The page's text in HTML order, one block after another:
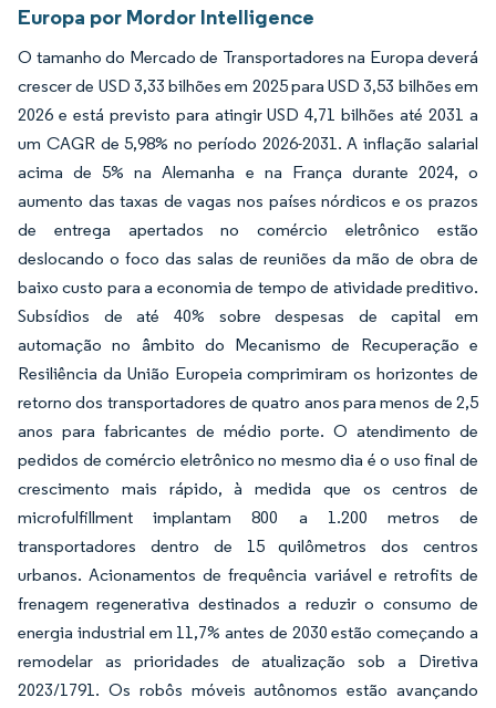
Europa por Mordor Intelligence
O tamanho do Mercado de Transportadores na Europa deverá
crescer de USD 3,33 bilhões em 2025 para USD 3,53 bilhões em
2026 e está previsto para atingir USD 4,71 bilhões até 2031 a
um CAGR de 5,98% no período 2026-2031. A inflação salarial
acima de 5% na Alemanha e na França durante 2024, o
aumento das taxas de vagas nos países nórdicos e os prazos
de entrega apertados no comércio eletrônico estão
deslocando o foco das salas de reuniões da mão de obra de
baixo custo para a economia de tempo de atividade preditivo.
Subsídios de até 40% sobre despesas de capital em
automação no âmbito do Mecanismo de Recuperação e
Resiliência da União Europeia comprimiram os horizontes de
retorno dos transportadores de quatro anos para menos de 2,5
anos para fabricantes de médio porte. O atendimento de
pedidos de comércio eletrônico no mesmo dia é o uso final de
crescimento mais rápido, à medida que os centros de
microfulfillment implantam 800 a 1.200 metros de
transportadores dentro de 15 quilômetros dos centros
urbanos. Acionamentos de frequência variável e retrofits de
frenagem regenerativa destinados a reduzir o consumo de
energia industrial em 11,7% antes de 2030 estão começando a
remodelar as prioridades de atualização sob a Diretiva
2023/1791. Os robôs móveis autônomos estão avançando